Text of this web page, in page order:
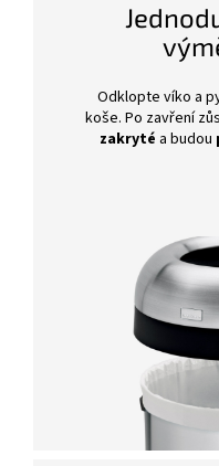
Odklopte víko a
koše. Po zavření
zakryté a budou